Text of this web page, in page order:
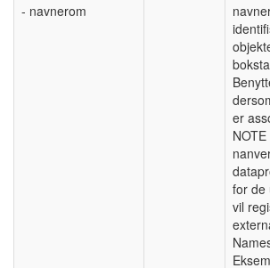
- navnerom
er
for de
vil